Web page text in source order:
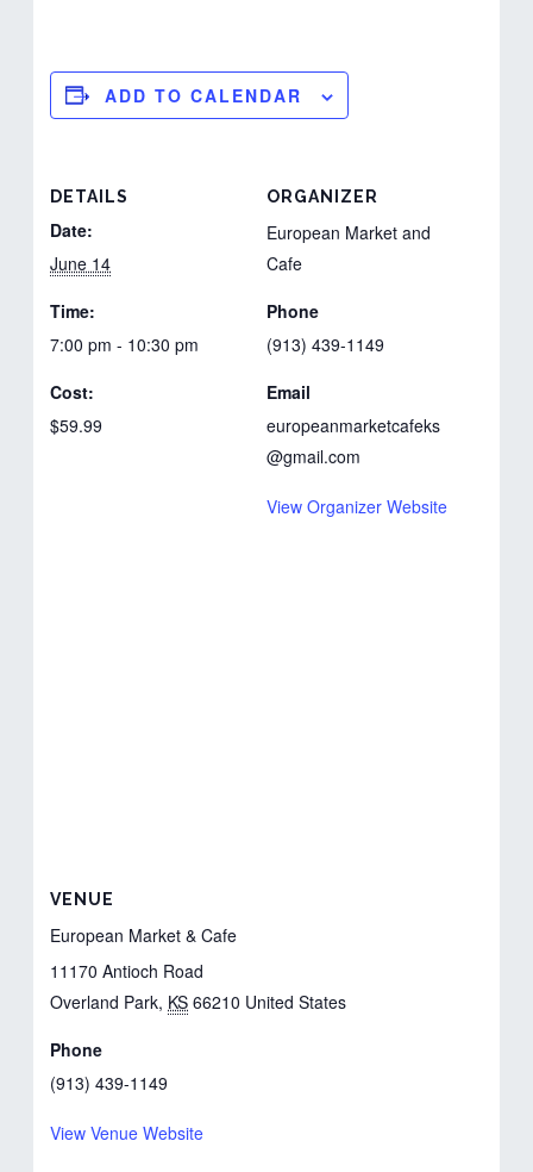
ADD TO CALENDAR
DETAILS
Date:
June 14
Time:
7:00 pm - 10:30 pm
Cost:
$59.99
ORGANIZER
European Market and
Cafe
Phone
(913) 439-1149
Email
europeanmarketcafeks
@gmail.com
View Organizer Website
VENUE
European Market & Cafe
11170 Antioch Road
Overland Park, KS 66210 United States
Phone
(913) 439-1149
View Venue Website